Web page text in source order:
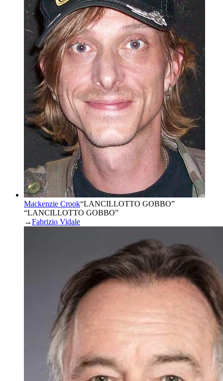
Mackenzie Crook“LANCILLOTTO GOBBO”
“LANCILLOTTO GOBBO”
→Fabrizio Vidale